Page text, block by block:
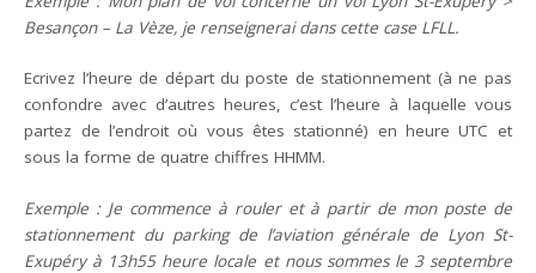
Besançon – La Vèze, je renseignerai dans cette case LFLL.
Ecrivez l’heure de départ du poste de stationnement (à ne pas
confondre avec d’autres heures, c’est l’heure à laquelle vous
partez de l’endroit où vous êtes stationné) en heure UTC et
sous la forme de quatre chiffres HHMM.
Exemple : Je commence à rouler et à partir de mon poste de
stationnement du parking de l’aviation générale de Lyon St-
Exupéry à 13h55 heure locale et nous sommes le 3 septembre